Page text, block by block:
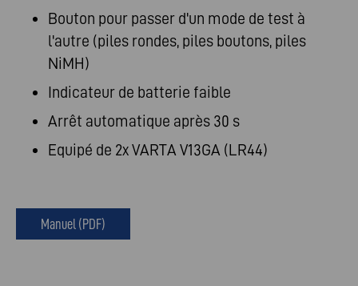
Bouton pour passer d'un mode de test à
l'autre (piles rondes, piles boutons, piles
NiMH)
Indicateur de batterie faible
Arrêt automatique après 30 s
Equipé de 2x VARTA V13GA (LR44)
Manuel (PDF)